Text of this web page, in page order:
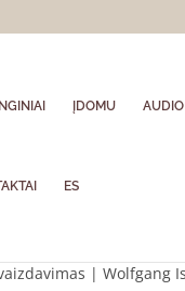
ĮDOMU
ES
| Wolfgang